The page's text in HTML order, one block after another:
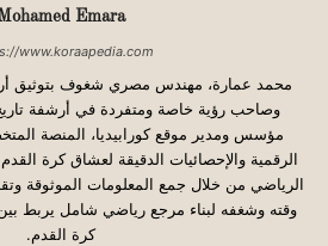
Emara
www.koraapedia.com/
محمد عمارة، مهندس مصري شغوف بتوثيق
وصاحب رؤية خاصة ومتفردة في أرشفة تاريخ
مؤسس ومدير موقع كورابيديا، المنصة
الرقمية والإحصائيات الدقيقة لعشاق كرة
الرياضي من خلال جمع المعلومات الموثوقة
وقته وشغفه لبناء مرجع رياضي شامل يربط
كرة القدم.